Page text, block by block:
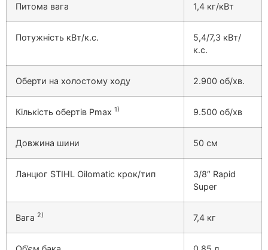
Питома вага 1,4 кг/кВт
Потужність кВт/к.с.
5,4/7,3 кВт/
к.с.
Оберти на холостому ходу 2.900 об/хв.
Кількість обертів Pmax 1) 9.500 об/хв
Довжина шини 50 см
Ланцюг STIHL Oilomatic крок/тип
3/8″ Rapid
Super
Вага 2) 7,4 кг